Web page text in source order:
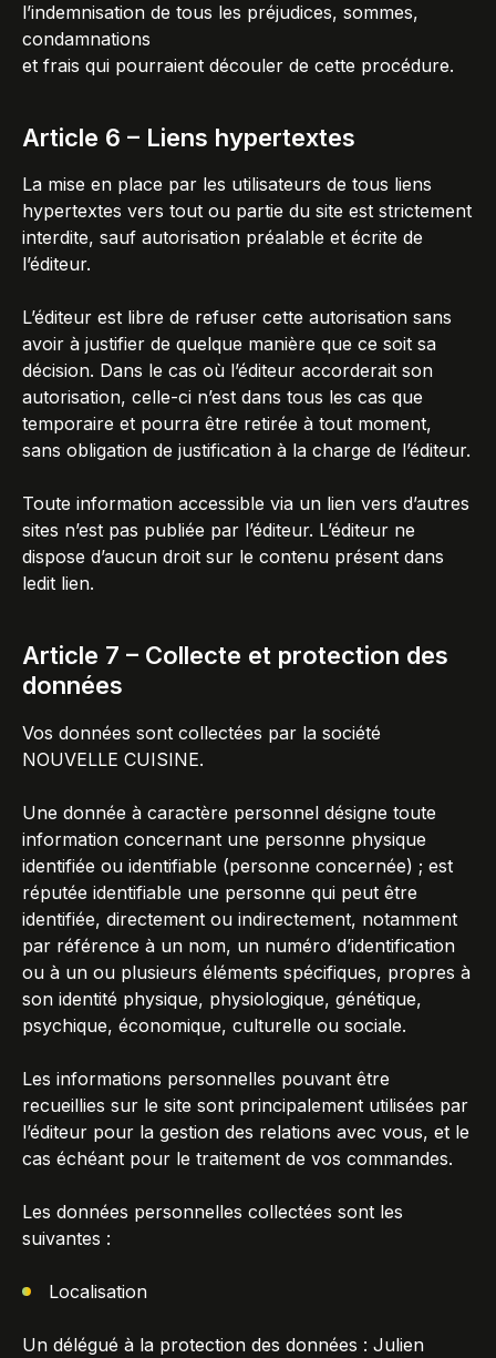
l’indemnisation de tous les préjudices, sommes,
condamnations
et frais qui pourraient découler de cette procédure.
Article 6 – Liens hypertextes
La mise en place par les utilisateurs de tous liens
hypertextes vers tout ou partie du site est strictement
interdite, sauf autorisation préalable et écrite de
l’éditeur.
L’éditeur est libre de refuser cette autorisation sans
avoir à justifier de quelque manière que ce soit sa
décision. Dans le cas où l’éditeur accorderait son
autorisation, celle-ci n’est dans tous les cas que
temporaire et pourra être retirée à tout moment,
sans obligation de justification à la charge de l’éditeur.
Toute information accessible via un lien vers d’autres
sites n’est pas publiée par l’éditeur. L’éditeur ne
dispose d’aucun droit sur le contenu présent dans
ledit lien.
Article 7 – Collecte et protection des
données
Vos données sont collectées par la société
NOUVELLE CUISINE.
Une donnée à caractère personnel désigne toute
information concernant une personne physique
identifiée ou identifiable (personne concernée) ; est
réputée identifiable une personne qui peut être
identifiée, directement ou indirectement, notamment
par référence à un nom, un numéro d’identification
ou à un ou plusieurs éléments spécifiques, propres à
son identité physique, physiologique, génétique,
psychique, économique, culturelle ou sociale.
Les informations personnelles pouvant être
recueillies sur le site sont principalement utilisées par
l’éditeur pour la gestion des relations avec vous, et le
cas échéant pour le traitement de vos commandes.
Les données personnelles collectées sont les
suivantes :
Localisation
Un délégué à la protection des données : Julien